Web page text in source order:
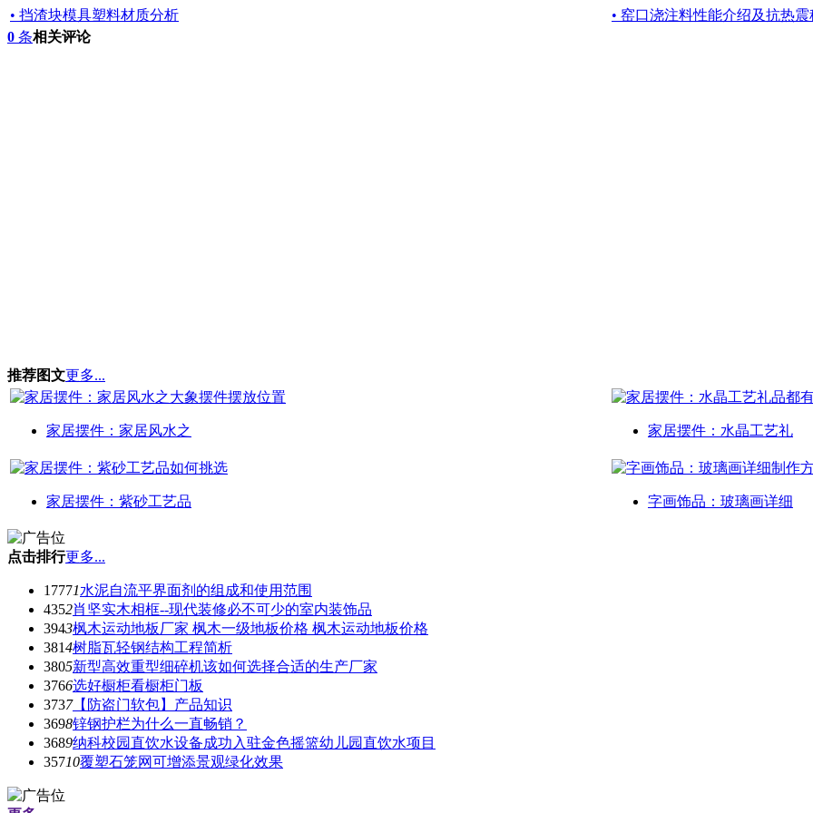
• 挡渣块模具塑料材质分析
• 窑口浇注料性能介绍及抗热
0 条相关评论
推荐图文更多...
家居摆件：家居风水之 家居摆件：水晶工艺礼
家居摆件：紫砂工艺品 字画饰品：玻璃画详细
点击排行更多...
17771水泥自流平界面剂的组成和使用范围
4352肖坚实木相框--现代装修必不可少的室内装饰品
3943枫木运动地板厂家 枫木一级地板价格 枫木运动地板价格
3814树脂瓦轻钢结构工程简析
3805新型高效重型细碎机该如何选择合适的生产厂家
3766选好橱柜看橱柜门板
3737【防盗门软包】产品知识
3698锌钢护栏为什么一直畅销？
3689纳科校园直饮水设备成功入驻金色摇篮幼儿园直饮水项目
35710覆塑石笼网可增添景观绿化效果